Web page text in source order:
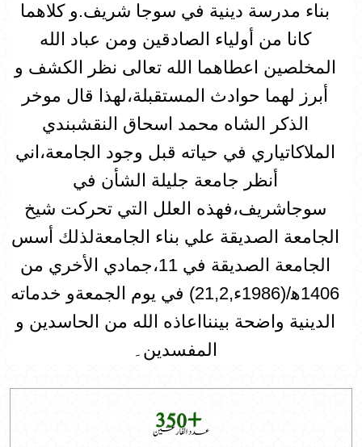
بناء مدرسة دينية في سوجا شريف.و كلاهما
كانا من أولياء الصادقين ومن عباد الله
المخلصين اعطاهما الله تعالى نظر الكشف و
أبرز لهما حوادث المستقبلة،لهذا قال موخر
الذكر الشاه محمد اسحاق النقشبندي
الملاكاتياري في حياته قبل وجود الجامعة،اني
أنظر جامعة جليلة الشأن في
سوجاشريف،فهذه العلل التي تحركت شيخ
الجامعة الصديقة علي بناء الجامعةلذلك أسس
الجامعة الصديقة في 11،جمادي الأخري من
1406ه‍/(1986ء,21,2) في يوم الجمعةو خدماته
الدينية واضحة بيننااعاذه الله من الحاسدين و
المفسدين۔
350+
عدد الفارغین